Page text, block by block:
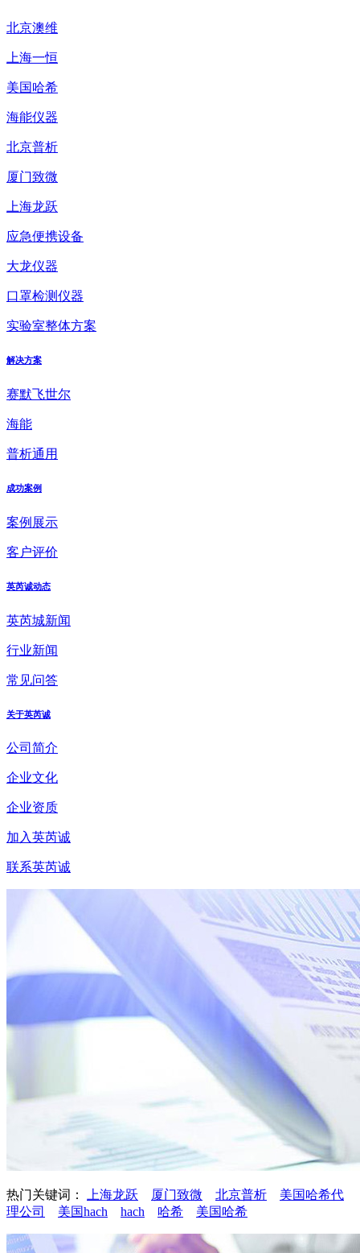
北京澳维
上海一恒
美国哈希
海能仪器
北京普析
厦门致微
上海龙跃
应急便携设备
大龙仪器
口罩检测仪器
实验室整体方案
解决方案
赛默飞世尔
海能
普析通用
成功案例
案例展示
客户评价
英芮诚动态
英芮城新闻
行业新闻
常见问答
关于英芮诚
公司简介
企业文化
企业资质
加入英芮诚
联系英芮诚
热门关键词： 上海龙跃 厦门致微 北京普析
美国哈希代
理公司
美国hach hach 哈希 美国哈希